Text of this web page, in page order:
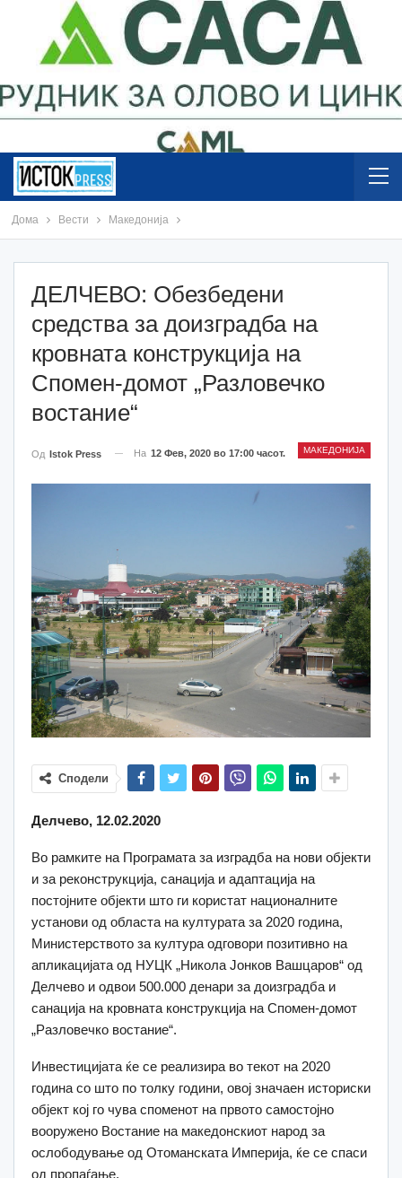
Дома Вести Македонија
ДЕЛЧЕВО: Обезбедени
средства за доизградба на
кровната конструкција на
Спомен-домот „Разловечко
востание“
МАКЕДОНИЈА
Од Istok Press На 12 Фев, 2020 во 17:00 часот.
Сподели
Делчево, 12.02.2020
Во рамките на Програмата за изградба на нови објекти
и за реконструкција, санација и адаптација на
постојните објекти што ги користат националните
установи од областа на културата за 2020 година,
Министерството за култура одговори позитивно на
апликацијата од НУЦК „Никола Јонков Вашцаров“ од
Делчево и одвои 500.000 денари за доизградба и
санација на кровната конструкција на Спомен-домот
„Разловечко востание“.
Инвестицијата ќе се реализира во текот на 2020
година со што по толку години, овој значаен историски
објект кој го чува споменот на првото самостојно
вооружено Востание на македонскиот народ за
ослободување од Отоманската Империја, ќе се спаси
од пропаѓање.